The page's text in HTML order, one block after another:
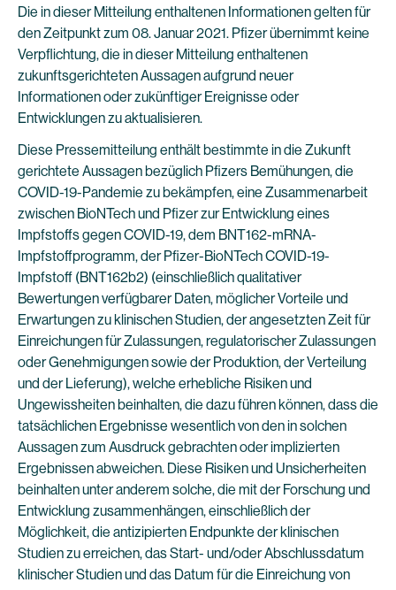
Die in dieser Mitteilung enthaltenen Informationen gelten für
den Zeitpunkt zum 08. Januar 2021. Pfizer übernimmt keine
Verpflichtung, die in dieser Mitteilung enthaltenen
zukunftsgerichteten Aussagen aufgrund neuer
Informationen oder zukünftiger Ereignisse oder
Entwicklungen zu aktualisieren.
Diese Pressemitteilung enthält bestimmte in die Zukunft
gerichtete Aussagen bezüglich Pfizers Bemühungen, die
COVID-19-Pandemie zu bekämpfen, eine Zusammenarbeit
zwischen BioNTech und Pfizer zur Entwicklung eines
Impfstoffs gegen COVID-19, dem BNT162-mRNA-
Impfstoffprogramm, der Pfizer-BioNTech COVID-19-
Impfstoff (BNT162b2) (einschließlich qualitativer
Bewertungen verfügbarer Daten, möglicher Vorteile und
Erwartungen zu klinischen Studien, der angesetzten Zeit für
Einreichungen für Zulassungen, regulatorischer Zulassungen
oder Genehmigungen sowie der Produktion, der Verteilung
und der Lieferung), welche erhebliche Risiken und
Ungewissheiten beinhalten, die dazu führen können, dass die
tatsächlichen Ergebnisse wesentlich von den in solchen
Aussagen zum Ausdruck gebrachten oder implizierten
Ergebnissen abweichen. Diese Risiken und Unsicherheiten
beinhalten unter anderem solche, die mit der Forschung und
Entwicklung zusammenhängen, einschließlich der
Möglichkeit, die antizipierten Endpunkte der klinischen
Studien zu erreichen, das Start- und/oder Abschlussdatum
klinischer Studien und das Datum für die Einreichung von